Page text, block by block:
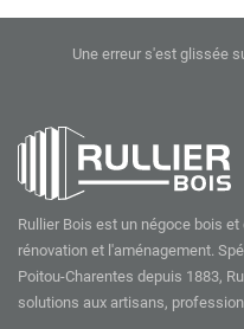
Une erreur s'est glissée
Rullier Bois est un négoce bois
rénovation et l'aménagement.
Poitou-Charentes depuis 1883,
solutions aux artisans,